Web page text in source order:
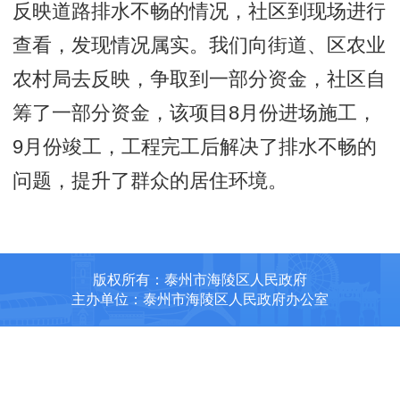
反映道路排水不畅的情况，社区到现场进行
查看，发现情况属实。我们向街道、区农业
农村局去反映，争取到一部分资金，社区自
筹了一部分资金，该项目8月份进场施工，
9月份竣工，工程完工后解决了排水不畅的
问题，提升了群众的居住环境。
版权所有：泰州市海陵区人民政府
主办单位：泰州市海陵区人民政府办公室